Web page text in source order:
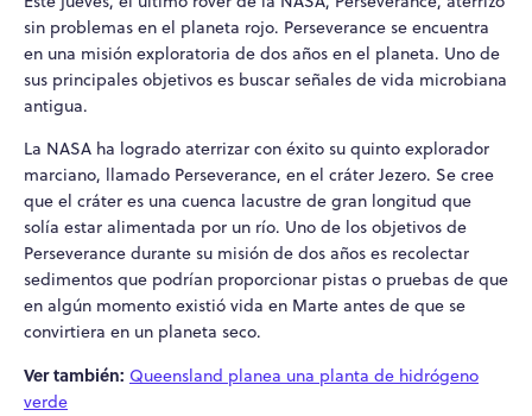
sin problemas en el planeta rojo. Perseverance se encuentra
en una misión exploratoria de dos años en el planeta. Uno de
sus principales objetivos es buscar señales de vida microbiana
antigua.
La NASA ha logrado aterrizar con éxito su quinto explorador
marciano, llamado Perseverance, en el cráter Jezero. Se cree
que el cráter es una cuenca lacustre de gran longitud que
solía estar alimentada por un río. Uno de los objetivos de
Perseverance durante su misión de dos años es recolectar
sedimentos que podrían proporcionar pistas o pruebas de que
en algún momento existió vida en Marte antes de que se
convirtiera en un planeta seco.
Ver también: Queensland planea una planta de hidrógeno
verde